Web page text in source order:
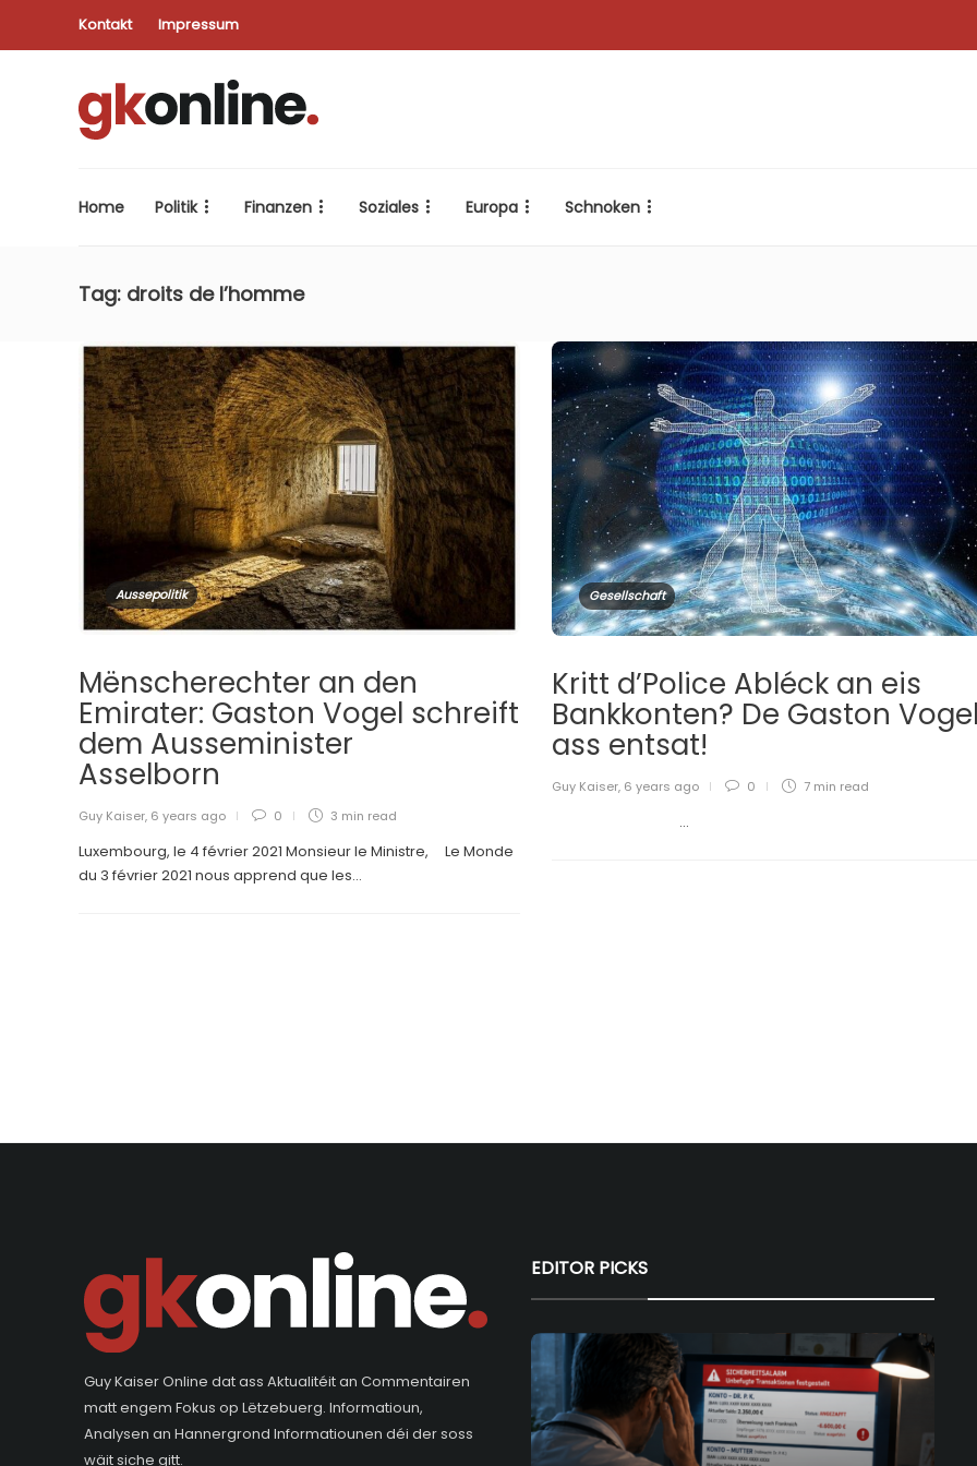
Kontakt Impressum
Home Politik Finanzen Soziales Europa Schnoken
Tag: droits de l’homme
Aussepolitik
Mënscherechter an den
Emirater: Gaston Vogel schreift
dem Ausseminister
Asselborn
Guy Kaiser, 6 years ago 0 3 min read
Luxembourg, le 4 février 2021 Monsieur le Ministre, Le Monde
du 3 février 2021 nous apprend que les...
Gesellschaft
Kritt d’Police Abléck an eis
Bankkonten? De Gaston Vogel
ass entsat!
Guy Kaiser, 6 years ago 0 7 min read
...
Guy Kaiser Online dat ass Aktualitéit an Commentairen
matt engem Fokus op Lëtzebuerg. Informatioun,
Analysen an Hannergrond Informatiounen déi der soss
wäit siche gitt.
EDITOR PICKS